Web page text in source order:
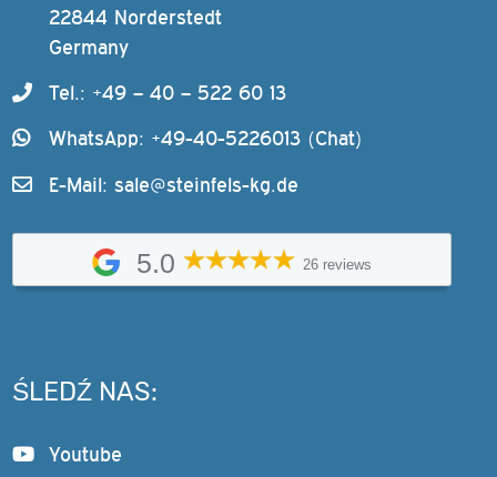
22844 Norderstedt
Germany
Tel.: +49 – 40 – 522 60 13
WhatsApp: +49-40-5226013 (Chat)
E-Mail: sale@steinfels-kg.de
5.0 26 reviews
ŚLEDŹ NAS:
Youtube